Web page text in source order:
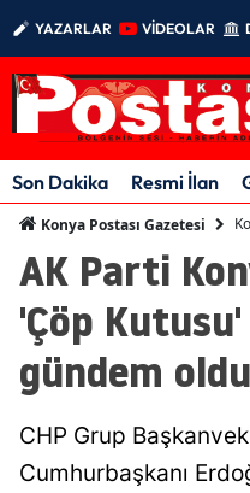
YAZARLAR VİDEOLAR
Son Dakika Resmi İlan
Konya Postası Gazetesi
AK Parti
'Çöp
gündem
CHP Grup
Cumhurbaşkanı